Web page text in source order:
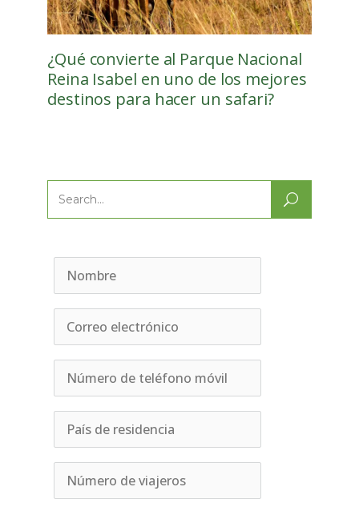
¿Qué convierte al Parque Nacional
Reina Isabel en uno de los mejores
destinos para hacer un safari?
Search